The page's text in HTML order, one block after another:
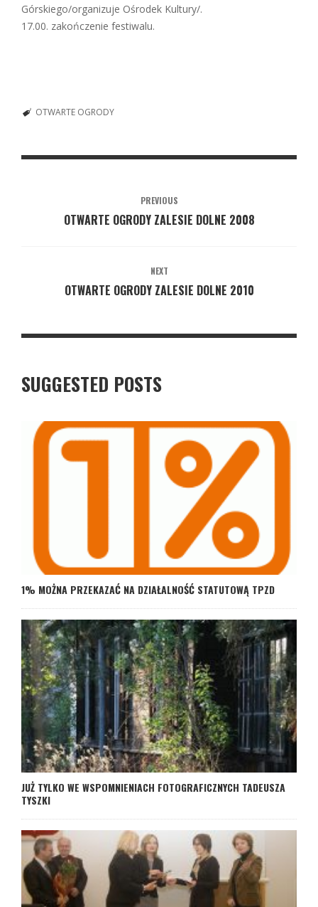
Górskiego/organizuje Ośrodek Kultury/.
17.00. zakończenie festiwalu.
OTWARTE OGRODY
PREVIOUS
OTWARTE OGRODY ZALESIE DOLNE 2008
NEXT
OTWARTE OGRODY ZALESIE DOLNE 2010
SUGGESTED POSTS
1% MOŻNA PRZEKAZAĆ NA DZIAŁALNOŚĆ STATUTOWĄ TPZD
JUŻ TYLKO WE WSPOMNIENIACH FOTOGRAFICZNYCH TADEUSZA
TYSZKI